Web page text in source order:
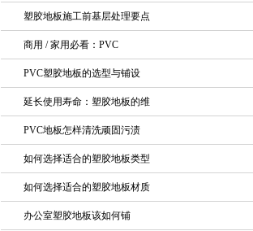
塑胶地板施工前基层处理要点
商用 / 家用必看：PVC
PVC塑胶地板的选型与铺设
延长使用寿命：塑胶地板的维
PVC地板怎样清洗顽固污渍
如何选择适合的塑胶地板类型
如何选择适合的塑胶地板材质
办公室塑胶地板该如何铺